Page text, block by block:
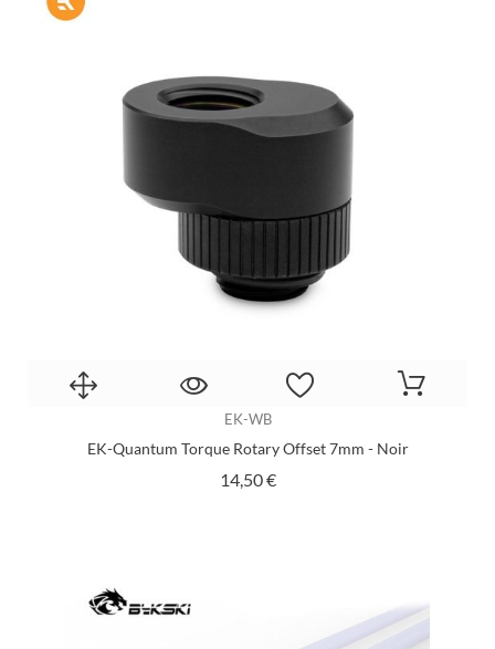
EK-WB
EK-Quantum Torque Rotary Offset 7mm - Noir
14,50 €Prix